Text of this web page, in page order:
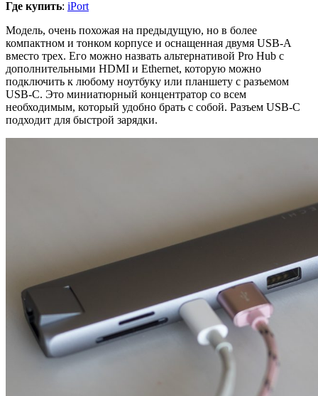
Где купить: iPort
Модель, очень похожая на предыдущую, но в более
компактном и тонком корпусе и оснащенная двумя USB-A
вместо трех. Его можно назвать альтернативой Pro Hub с
дополнительными HDMI и Ethernet, которую можно
подключить к любому ноутбуку или планшету с разъемом
USB-C. Это миниатюрный концентратор со всем
необходимым, который удобно брать с собой. Разъем USB-C
подходит для быстрой зарядки.